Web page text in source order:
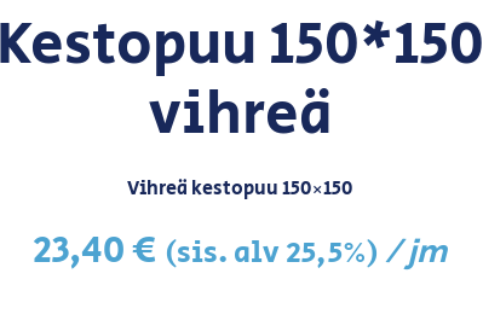
Kestopuu 150*150
vihreä
Vihreä kestopuu 150×150
23,40€ (sis. alv 25,5%)/ jm